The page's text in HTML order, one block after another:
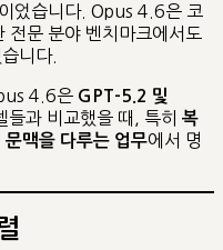
었습니다. Opus 4.6은 코
전문 분야 벤치마크에서도
니다.
4.6은 GPT-5.2 및
들과 비교했을 때, 특히 복
맥을 다루는 업무에서 명